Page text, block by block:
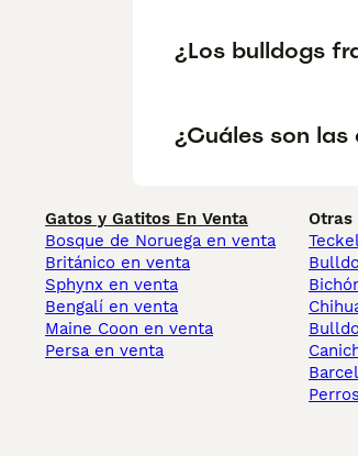
¿Los bulldogs
¿Cuáles son
Gatos y Gatitos En Venta
Bosque de Noruega en venta
Británico en venta
Sphynx en venta
Bengalí en venta
Maine Coon en venta
Persa en venta
Otras